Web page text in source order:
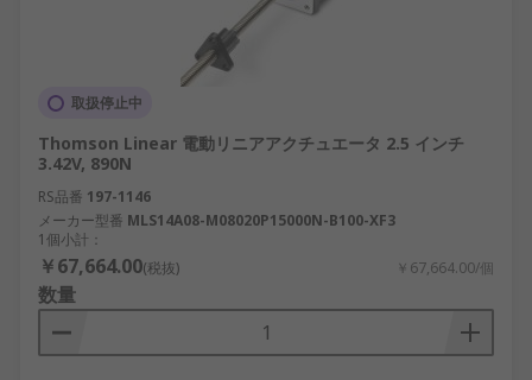
取扱停止中
Thomson Linear 電動リニアアクチュエータ 2.5 インチ
3.42V, 890N
RS品番 197-1146
メーカー型番 MLS14A08-M08020P15000N-B100-XF3
1個小計：
￥67,664.00(税抜) ￥67,664.00/個
数量